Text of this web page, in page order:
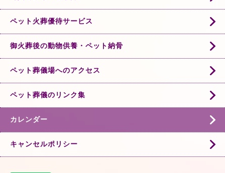
ペット火葬優待サービス
御火葬後の動物供養・ペット納骨
ペット葬儀場へのアクセス
ペット葬儀のリンク集
カレンダー
キャンセルポリシー